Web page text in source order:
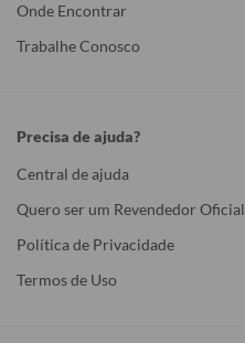
Onde Encontrar
Trabalhe Conosco
Precisa de ajuda?
Central de ajuda
Quero ser um Revendedor Oficial
Política de Privacidade
Termos de Uso